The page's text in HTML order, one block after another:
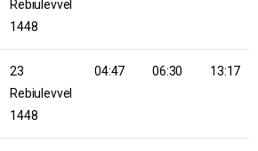
Rebiulevvel
1448
23
Rebiulevvel
1448
04:47 06:30 13:17